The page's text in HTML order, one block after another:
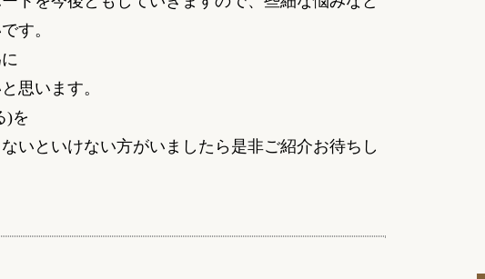
す。
思います。
)を
いといけない方がいましたら是非ご紹介お待ちし